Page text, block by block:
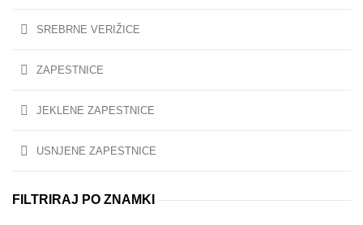
SREBRNE VERIŽICE
ZAPESTNICE
JEKLENE ZAPESTNICE
USNJENE ZAPESTNICE
FILTRIRAJ PO ZNAMKI